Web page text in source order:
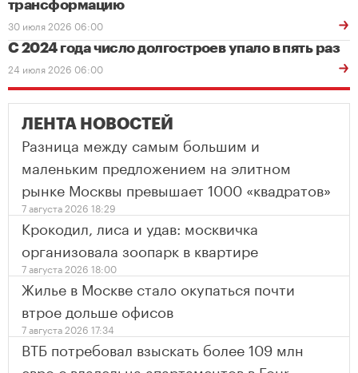
трансформацию
30 июля 2026 06:00
С 2024 года число долгостроев упало в пять раз
24 июля 2026 06:00
ЛЕНТА НОВОСТЕЙ
Разница между самым большим и
маленьким предложением на элитном
рынке Москвы превышает 1000 «квадратов»
7 августа 2026 18:29
Крокодил, лиса и удав: москвичка
организовала зоопарк в квартире
7 августа 2026 18:00
Жилье в Москве стало окупаться почти
втрое дольше офисов
7 августа 2026 17:34
ВТБ потребовал взыскать более 109 млн